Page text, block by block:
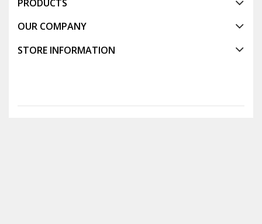
PRODUCTS
OUR COMPANY
STORE INFORMATION